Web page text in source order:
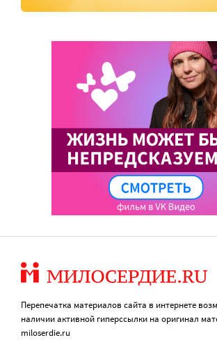
Перепечатка материалов сайта в интернете
наличии активной гиперссылки на оригинал
miloserdie.ru